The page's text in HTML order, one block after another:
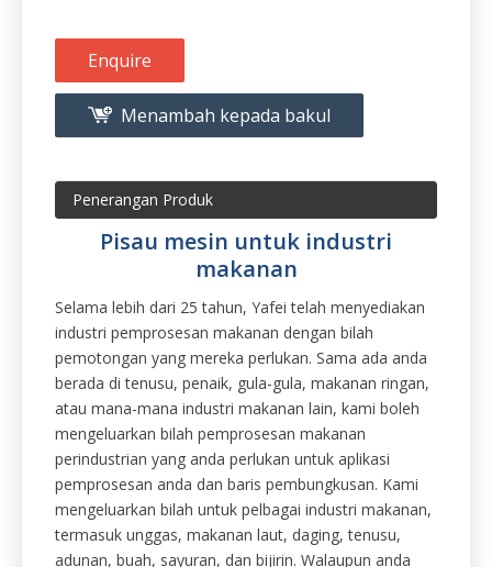
Penerangan Produk
Pisau mesin untuk industri
Selama lebih dari 25 tahun, Yafei telah menyediakan
industri pemprosesan makanan dengan bilah
pemotongan yang mereka perlukan. Sama ada anda
berada di tenusu, penaik, gula-gula, makanan ringan,
atau mana-mana industri makanan lain, kami boleh
mengeluarkan bilah pemprosesan makanan
perindustrian yang anda perlukan untuk aplikasi
pemprosesan anda dan baris pembungkusan. Kami
mengeluarkan bilah untuk pelbagai industri makanan,
termasuk unggas, makanan laut, daging, tenusu,
adunan, buah, sayuran, dan bijirin. Walaupun anda
tidak melihat industri anda disenaraikan di sini, kami
yakin bahawa yafei boleh memberikan pisau
pembungkusan makanan yang tepat yang anda
perlukan.